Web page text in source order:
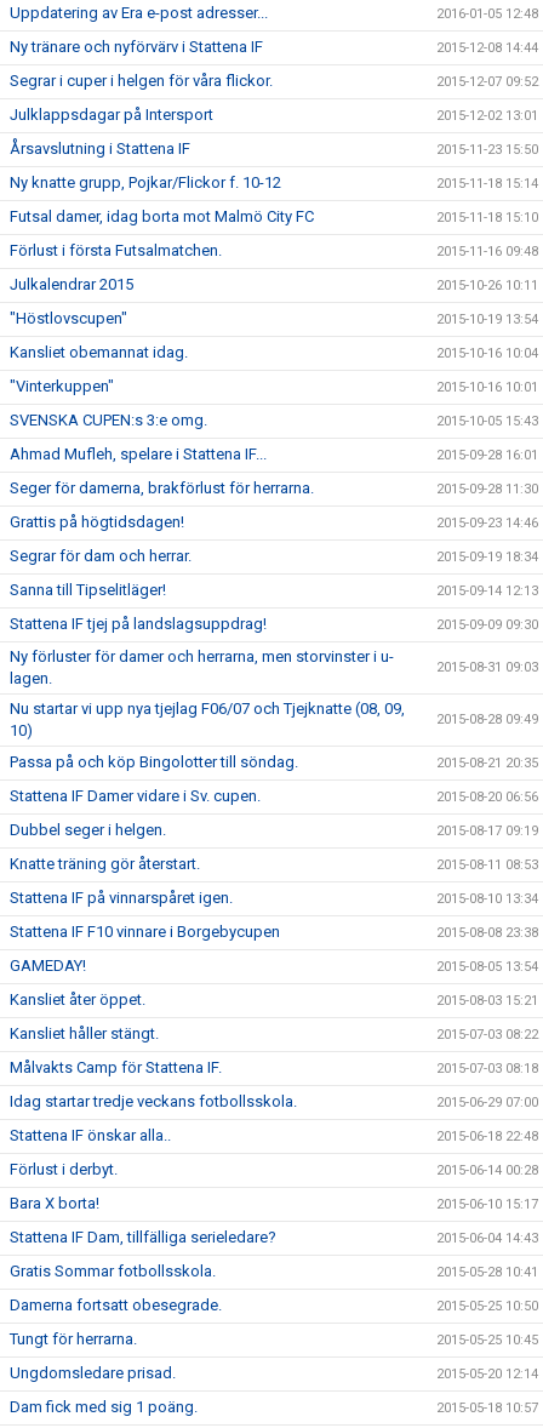
Uppdatering av Era e-post adresser... 2016-01-05 12:48
Ny tränare och nyförvärv i Stattena IF 2015-12-08 14:44
Segrar i cuper i helgen för våra flickor. 2015-12-07 09:52
Julklappsdagar på Intersport 2015-12-02 13:01
Årsavslutning i Stattena IF 2015-11-23 15:50
Ny knatte grupp, Pojkar/Flickor f. 10-12 2015-11-18 15:14
Futsal damer, idag borta mot Malmö City FC 2015-11-18 15:10
Förlust i första Futsalmatchen. 2015-11-16 09:48
Julkalendrar 2015 2015-10-26 10:11
"Höstlovscupen" 2015-10-19 13:54
Kansliet obemannat idag. 2015-10-16 10:04
"Vinterkuppen" 2015-10-16 10:01
SVENSKA CUPEN:s 3:e omg. 2015-10-05 15:43
Ahmad Mufleh, spelare i Stattena IF... 2015-09-28 16:01
Seger för damerna, brakförlust för herrarna. 2015-09-28 11:30
Grattis på högtidsdagen! 2015-09-23 14:46
Segrar för dam och herrar. 2015-09-19 18:34
Sanna till Tipselitläger! 2015-09-14 12:13
Stattena IF tjej på landslagsuppdrag! 2015-09-09 09:30
Ny förluster för damer och herrarna, men storvinster i u-
lagen.
2015-08-31 09:03
Nu startar vi upp nya tjejlag F06/07 och Tjejknatte (08, 09,
10)
2015-08-28 09:49
Passa på och köp Bingolotter till söndag. 2015-08-21 20:35
Stattena IF Damer vidare i Sv. cupen. 2015-08-20 06:56
Dubbel seger i helgen. 2015-08-17 09:19
Knatte träning gör återstart. 2015-08-11 08:53
Stattena IF på vinnarspåret igen. 2015-08-10 13:34
Stattena IF F10 vinnare i Borgebycupen 2015-08-08 23:38
GAMEDAY! 2015-08-05 13:54
Kansliet åter öppet. 2015-08-03 15:21
Kansliet håller stängt. 2015-07-03 08:22
Målvakts Camp för Stattena IF. 2015-07-03 08:18
Idag startar tredje veckans fotbollsskola. 2015-06-29 07:00
Stattena IF önskar alla.. 2015-06-18 22:48
Förlust i derbyt. 2015-06-14 00:28
Bara X borta! 2015-06-10 15:17
Stattena IF Dam, tillfälliga serieledare? 2015-06-04 14:43
Gratis Sommar fotbollsskola. 2015-05-28 10:41
Damerna fortsatt obesegrade. 2015-05-25 10:50
Tungt för herrarna. 2015-05-25 10:45
Ungdomsledare prisad. 2015-05-20 12:14
Dam fick med sig 1 poäng. 2015-05-18 10:57